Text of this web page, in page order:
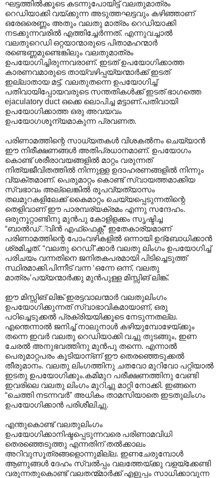
ഘട്ടത്തില്‍ക്കൂടെ കടന്നുപോയിട്ട് വലതുമാത്രം
റെഡിയാക്കി വയ്ക്കുന്ന അടുത്തഘട്ടവും കഴിഞ്ഞാണ്
ഒരേഒരെണ്ണം അതും വലതു മാത്രം റെഡിയാക്കി
നടക്കുന്നവരില്‍ എത്തിച്ചേര്‍ന്നത്. എന്നുവച്ചാല്‍
വലതുറെഡി ഒറ്റയാന്മാരുടെ പിതാമഹന്മാര്‍
രണ്ടെണ്ണമുണ്ടെങ്കിലും വലതുമാത്രം
ഉപയോഗിച്ചിരുന്നവരാണ്. ഇടത് ഉപയോഗിക്കാത്ത
കാരണവമാരുടെ തായ്‌വഴിപ്പയ്യന്മാര്‍ക്ക് ഇടത്
ഇല്ലാതായ മട്ട്. വലതുതന്നെ ഉപയോഗിച്ച്
പതിവായിപ്പോയവരുടെ സന്തതികള്‍ക്ക് ഇടത് ഭാഗത്തെ
ejaculatory duct ഒക്കെ ലൊപിച്ച മട്ടാണ്.പതിവായി
ഉപയോഗിക്കാത്ത ഒരു അവയവം
ഉപയോഗശൂന്യമാകുന്ന പ്രവണത.
പരിണാമത്തിന്റെ സാധ്യതകള്‍ വിശകല്‍നം ചെയ്യാന്‍
ഈ നിരീക്ഷണങ്ങള്‍ അതിപ്രധാനമാണ്. ഉപയോഗം
കൊണ്ട് ശരീരാവയങ്ങളില്‍ മാറ്റം വരുന്നത്
നിത്യജീവിതത്തില്‍ നിന്നുള്ള ഉദാഹരണങ്ങളില്‍ നിന്നും
വ്യക്തമാണ്. പെരുമാറ്റം കൊണ്ട് സ്വായത്തമാക്കിയ
സ്വഭാവം അല്ലെങ്കില്‍ രൂപവ്യത്യാസം
തലമുറകളിലേക്ക് കൈമാറ്റം ചെയ്യപ്പെടുന്നതിന്റെ
തെളിവാണ് ഈ പാരമ്പര്യക്രമം എന്നു സന്ദേഹം.
ഒരുനൂറ്റാണ്ടിനു മുന്‍പു കോളിളക്കം സൃഷ്ടിച്ച
“ബാല്‍ഡ്്വിന്‍‍ എഫ്ഫെക്റ്റ്” ഇതേകാര്യമാണ്
പരിണാമത്തിന്റെ പോംവഴികളില്‍ ഒന്നായി ഉദ്ബോധിക്കാന്‍
ശ്രമിച്ചത്. “വലതു റെഡി”ക്കാര്‍ വലതു ലിംഗം ഉപയോഗിച്ച്
പരിചയം വന്നതിനെ ജനിതകപരമായി പിടിച്ചെടുത്ത്
സ്ഥിരമാക്കി.പിന്നീട് വന്ന ‘ഒന്നേ ഒന്ന്, വല‍തു
മാത്രം’പയ്യന്മാര്‍ക്കു മുന്‍പുള്ള മിസ്സിങ് ലിങ്ക്.
ഈ മിസ്സിങ് ലിങ്ക് ഇരട്ടവാലന്മാര്‍ വലതുലിംഗം
ഉപയോഗിക്കുന്നത് സ്വാഭാവികമായാണ്, ഒരു
പഠിച്ചെടുക്കല്‍ പ്രക്രിയയിക്കൂടെ നേടുന്നതല്ല.
എന്തെന്നാല്‍ ജനിച്ച് നാലുനാള്‍ കഴിയുമ്പോഴേയ്ക്കും
തന്നെ ഇവര്‍ വലതു റെഡിയാക്കി വച്ചു തുടങ്ങും, ഇണ
ചേരല്‍ അനുഭവത്തിനു മുന്‍പു തന്നെ. എന്നാല്‍
പെരുമാറ്റപരം കൂടിയാന്ണ് ഈ തെരഞ്ഞെടുക്കല്‍
തീരുമാനം. വല‍തു ലിംഗത്തിനു ചതവോ മുറിവോ പറ്റിയാല്‍
ഇടതു ഉപയോഗിക്കും.കമിമുറ പരീക്ഷണത്തിനു വേണ്ടി
ഇവരിലെ വലതു ലിംഗം മുറിച്ചു മാറ്റി നോക്കി. ഇങ്ങനെ
“ചെത്തി നടന്നവര്‍” അധികം താമസിയാതെ ഇടതുലിംഗം
ഉപയോഗിക്കാന്‍ പരിശീലിച്ചു.
എന്തുകൊണ്ട് വലതുലിംഗം
ഉപയോഗിക്കാനിഷ്ടപ്പെടുന്നവരെ പരിണാമവിധി
തെരഞ്ഞെടുത്തു എന്നതിന് തല്‍ക്കാലം
അറിവുസൂത്രങ്ങളൊന്നുമില്ല. ഇണചേരുമ്പോള്‍
ആണുങ്ങള്‍‍ ദേഹം സ്വല്‍പ്പം വലത്തേയ്ക്കു വളയ്ക്കേണ്ടി
വരുന്നതുകൊണ്ട് വലതന്മ്മാര്‍ക്ക് എളുപ്പം സാധിക്കാവുന്ന